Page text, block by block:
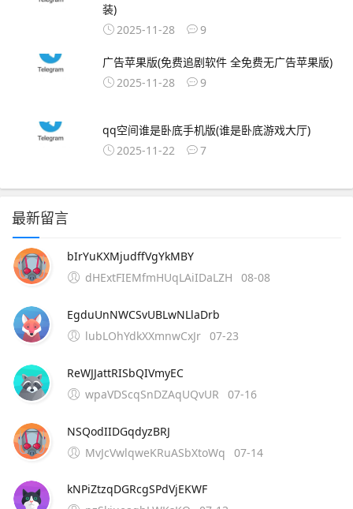
装)
2025-11-28
9
广告苹果版(免费追剧软件 全免费无广告苹果版)
2025-11-28
9
qq空间谁是卧底手机版(谁是卧底游戏大厅)
2025-11-22
7
最新留言
bIrYuKXMjudffVgYkMBY
dHExtFIEMfmHUqLAiIDaLZH
08-08
EgduUnNWCSvUBLwNLlaDrb
lubLOhYdkXXmnwCxJr 07-23
ReWJJattRISbQIVmyEC
wpaVDScqSnDZAqUQvUR
07-16
NSQodIIDGqdyzBRJ
MvJcVwlqweKRuASbXtoWq
07-14
kNPiZtzqDGRcgSPdVjEKWF